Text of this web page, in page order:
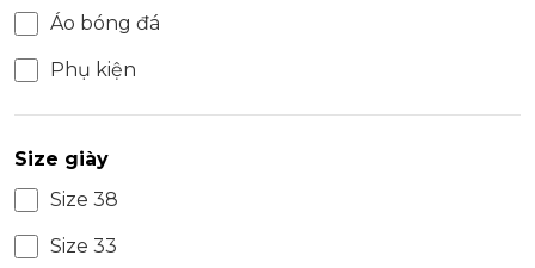
Áo bóng đá
Phụ kiện
Size giày
Size 38
Size 33